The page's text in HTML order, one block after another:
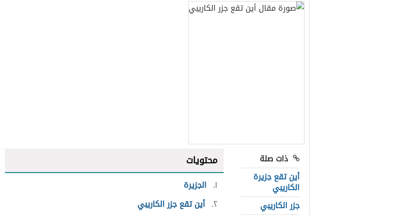
ذات صلة
أين تقع جزيرة
الكاريبي
جزر الكاريبي
محتويات
١ الجزيرة
٢ أين تقع جزر الكاريبي